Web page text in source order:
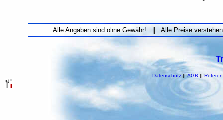
Alle Angaben sind ohne Gewähr! || Alle Preise
Datenschutz||AGB ||